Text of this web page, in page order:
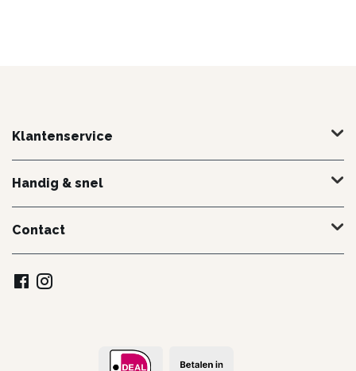
Klantenservice
Handig & snel
Contact